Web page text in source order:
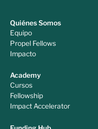
Quiénes Somos
Equipo
Propel Fellows
Impacto
Academy
Cursos
Fellowship
Impact Accelerator